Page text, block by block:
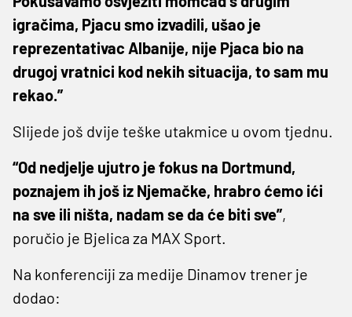
igračima, Pjacu smo izvadili, ušao je
reprezentativac Albanije, nije Pjaca bio na
drugoj vratnici kod nekih situacija, to sam mu
rekao.”
Slijede još dvije teške utakmice u ovom tjednu.
“Od nedjelje ujutro je fokus na Dortmund,
poznajem ih još iz Njemačke, hrabro ćemo ići
na sve ili ništa, nadam se da će biti sve”,
poručio je Bjelica za MAX Sport.
Na konferenciji za medije Dinamov trener je
dodao: